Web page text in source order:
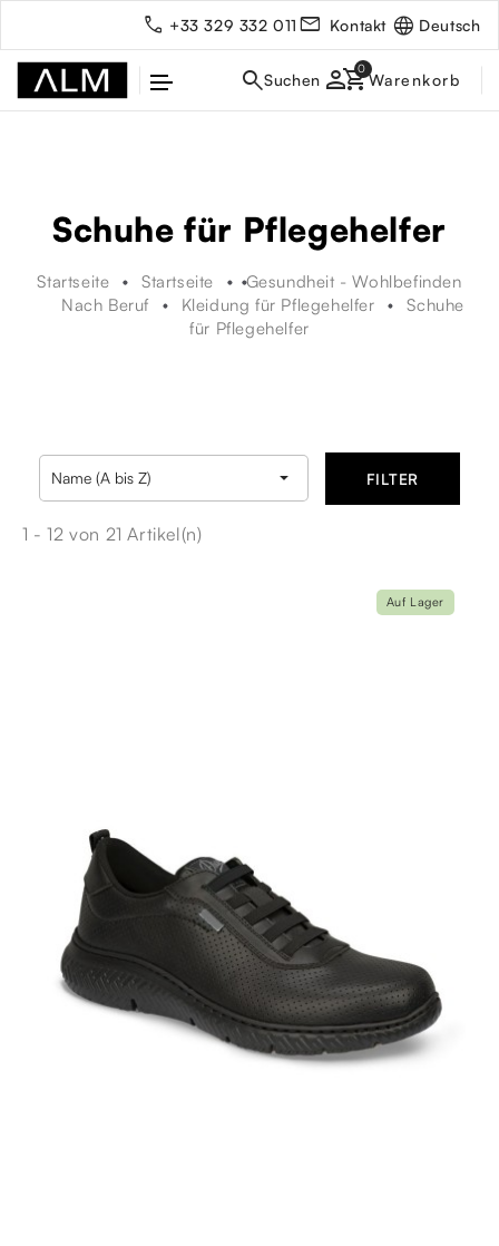
+33 329 332 011 Kontakt Deutsch
person
Schuhe für Pflegehelfer
Startseite Startseite
Gesundheit - Wohlbefinden
Nach Beruf
Kleidung für Pflegehelfer
Schuhe
für Pflegehelfer
Name (A bis Z)  FILTER
1 - 12 von 21 Artikel(n)
Auf Lager